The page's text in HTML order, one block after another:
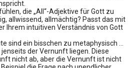
die „All“-Adjektive für Gott zu
allwissend, allmächtig? Passt das mit
Ihrem intuitiven Verständnis von Gott
sind ein bisschen zu metaphysisch …
der Vernunft liegen. Diese
nicht ab, aber die Vernunft ist nicht